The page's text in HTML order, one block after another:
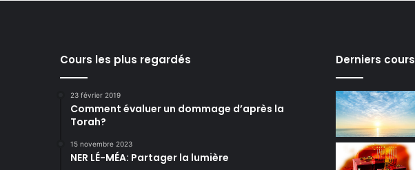
Cours les plus regardés
23 février 2019
Comment évaluer un dommage d’après la
Torah?
15 novembre 2023
NER LÉ-MÉA: Partager la lumière
Derniers cours